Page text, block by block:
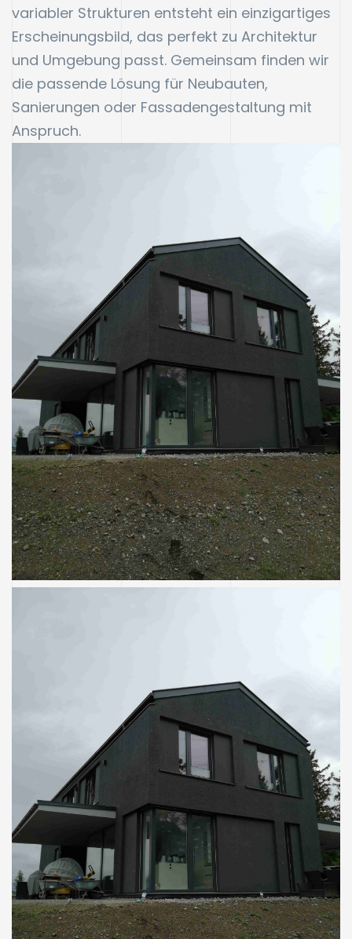
variabler Strukturen entsteht ein einzigartiges
Erscheinungsbild, das perfekt zu Architektur
und Umgebung passt. Gemeinsam finden wir
die passende Lösung für Neubauten,
Sanierungen oder Fassadengestaltung mit
Anspruch.